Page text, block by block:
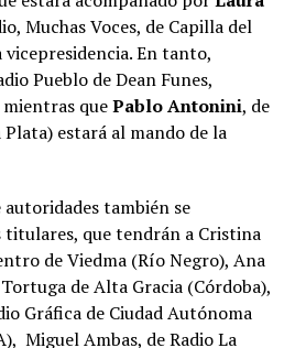
Muchas Voces, de Capilla del
En tanto,
Pueblo de Dean Funes,
quePablo Antonini, de
estará al mando de la
también se
que tendrán a Cristina
de Viedma (Río Negro), Ana
de Alta Gracia (Córdoba),
Gráfica de Ciudad Autónoma
Miguel Ambas, de Radio La